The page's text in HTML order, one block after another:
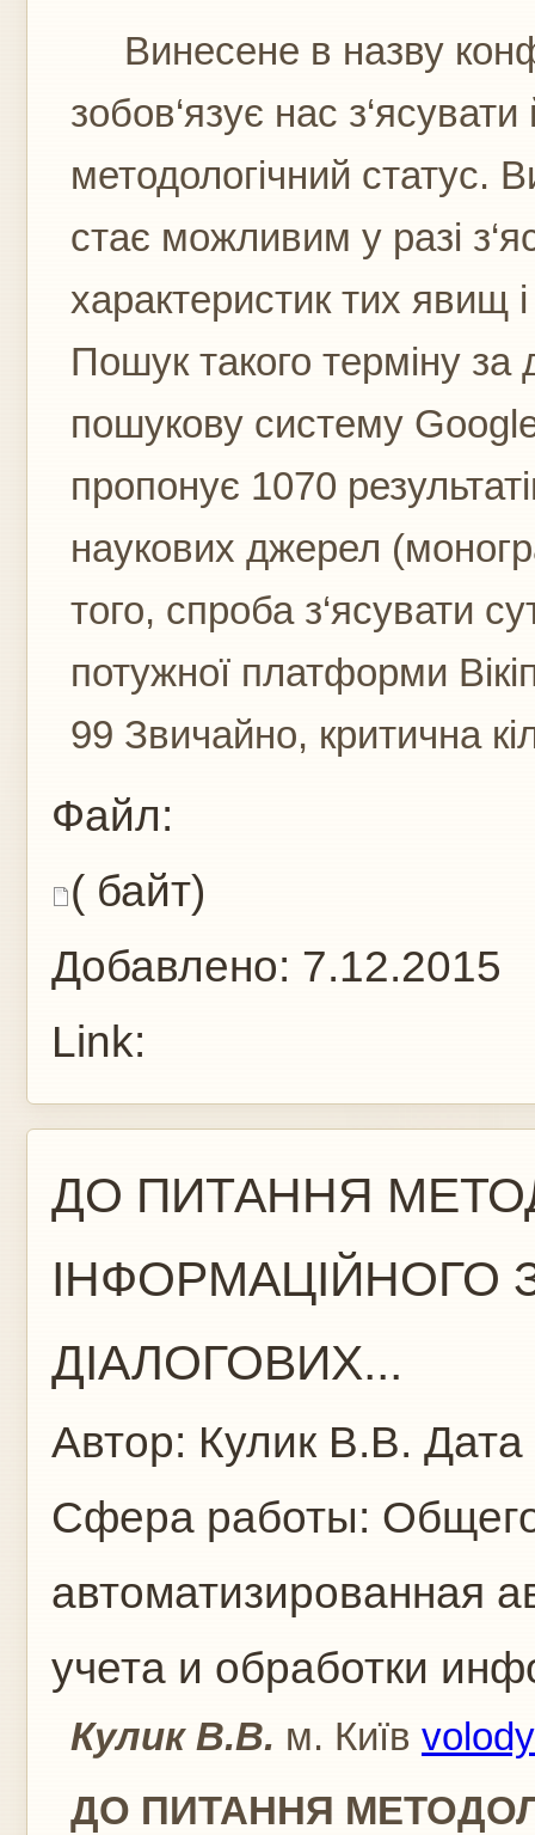
Винесене в назву
зобов‘язує нас
методологічний статус.
стає можливим у разі
характеристик тих явищ
Пошук такого терміну
пошукову систему
пропонує 1070
наукових джерел
того, спроба з‘ясувати
потужної платформи
99 Звичайно, критична
Файл:
( байт)
Добавлено: 7.12.2015
Link:
ДО ПИТАННЯ
ІНФОРМАЦІЙНОГО
ДІАЛОГОВИХ...
Автор: Кулик В.В.
Сфера работы:
автоматизированная
учета и обработки
Кулик В.В. м. Київ
ДО ПИТАННЯ